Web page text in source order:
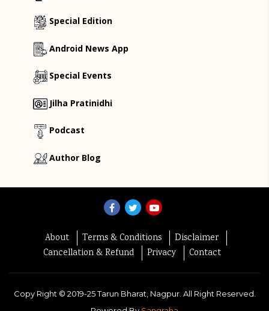
Special Edition
Android News App
Special Events
Jilha Pratinidhi
Podcast
Author Blog
About Terms & Conditions
Disclaimer
Cancellation & Refund
Privacy Contact
Copy Right © 2019-25Tarun Bharat, Nagpur. All Right Reserved.